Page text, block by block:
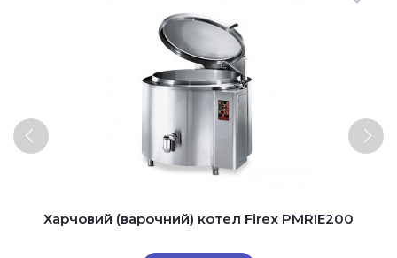
Харчовий (варочний) котел Firex PMRIE200